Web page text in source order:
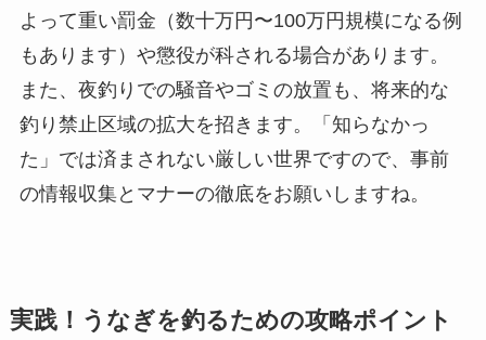
よって重い罰金（数十万円〜100万円規模になる例
もあります）や懲役が科される場合があります。
また、夜釣りでの騒音やゴミの放置も、将来的な
釣り禁止区域の拡大を招きます。「知らなかっ
た」では済まされない厳しい世界ですので、事前
の情報収集とマナーの徹底をお願いしますね。
実践！うなぎを釣るための攻略ポイント